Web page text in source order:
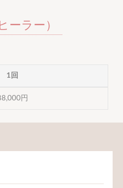
ーラー）
1回
円